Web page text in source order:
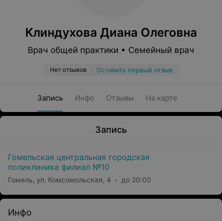
Клиндухова Диана Олеговна
Врач общей практики • Семейный врач
Нет отзывов Оставить первый отзыв
Запись Инфо Отзывы На карте
Запись
Гомельская центральная городская
поликлиника филиал №10
Гомель, ул. Комсомольская, 4 до 20:00
Инфо